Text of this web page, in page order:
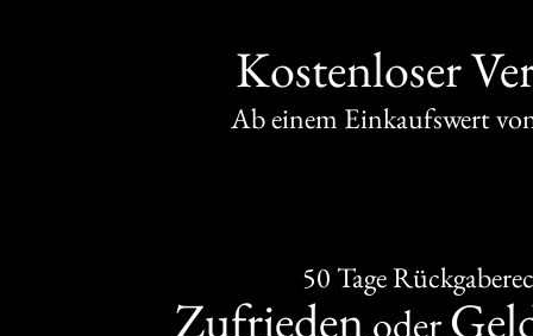
Kostenloser
Ab einem Einkaufswert
50 Tage
Zufrieden oder